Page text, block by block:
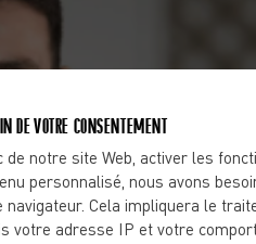
DE VOTRE CONSENTEMENT
notre site Web, activer les
personnalisé, nous avons
navigateur. Cela impliquera le
votre adresse IP et votre